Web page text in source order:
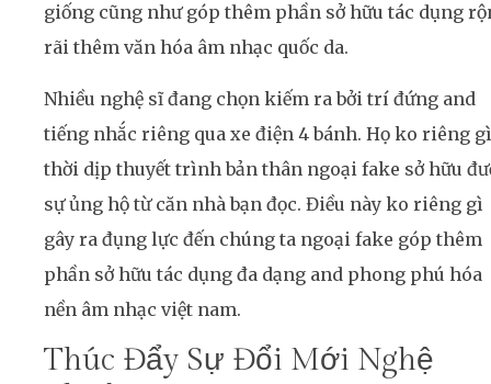
giống cũng như góp thêm phần sở hữu tác dụng
rãi thêm văn hóa âm nhạc quốc da.
Nhiều nghệ sĩ đang chọn kiếm ra bởi trí đứng and
tiếng nhắc riêng qua xe điện 4 bánh. Họ ko riêng gì
thời dịp thuyết trình bản thân ngoại fake sở hữu
sự ủng hộ từ căn nhà bạn đọc. Điều này ko riêng gì
gây ra đụng lực đến chúng ta ngoại fake góp thêm
phần sở hữu tác dụng đa dạng and phong phú hóa
nền âm nhạc việt nam.
Thúc Đẩy Sự Đổi Mới Nghệ